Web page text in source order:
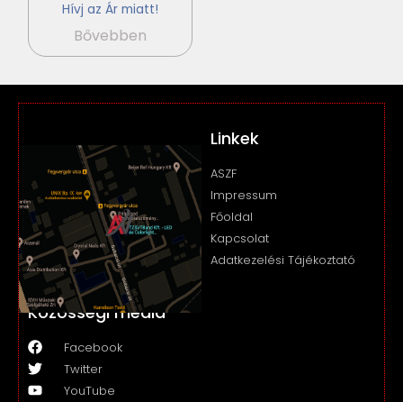
Hívj az Ár miatt!
Bővebben
Linkek
ASZF
Impressum
Főoldal
Kapcsolat
Adatkezelési Tájékoztató
Közösségi média
Facebook
Twitter
YouTube